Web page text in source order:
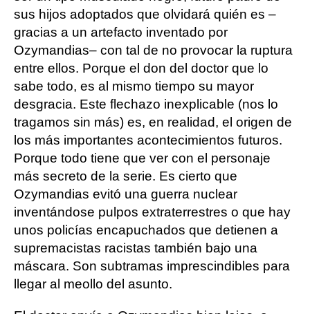
sus hijos adoptados que olvidará quién es –
gracias a un artefacto inventado por
Ozymandias– con tal de no provocar la ruptura
entre ellos. Porque el don del doctor que lo
sabe todo, es al mismo tiempo su mayor
desgracia. Este flechazo inexplicable (nos lo
tragamos sin más) es, en realidad, el origen de
los más importantes acontecimientos futuros.
Porque todo tiene que ver con el personaje
más secreto de la serie. Es cierto que
Ozymandias evitó una guerra nuclear
inventándose pulpos extraterrestres o que hay
unos policías encapuchados que detienen a
supremacistas racistas también bajo una
máscara. Son subtramas imprescindibles para
llegar al meollo del asunto.